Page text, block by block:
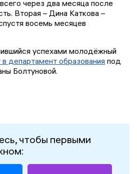
через два месяца после
Вторая – Дина Каткова –
восемь месяцев
успехами молодёжный
в департамент образования под
Болтуновой.
чтобы первыми